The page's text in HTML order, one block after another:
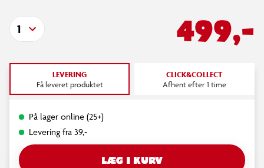
499,-
1
LEVERING
Få leveret produktet
CLICK&COLLECT
Afhent efter 1 time
På lager online (25+)
Levering fra 39,-
LÆG I KURV